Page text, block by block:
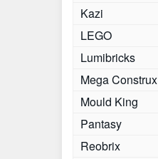
Kazi
LEGO
Lumibricks
Mega Construx
Mould King
Pantasy
Reobrix